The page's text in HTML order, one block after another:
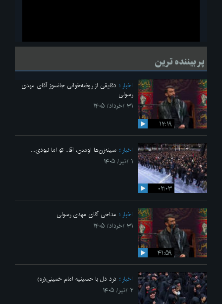
لحظاتی از قرائت زیارت اربعین امام حسین(ع) در مراسم عزاداری هیئات
پر بیننده ترین
۱۲:۱۹
اخبار
دقایقی از روضه‌خوانی جانسوز آقای مهدی
رسولی
۳۱ /خرداد/ ۱۴۰۵
۰۲:۰۳
اخبار
سینه‌زن‌ها اومدن،‌ آقا.. تو اما نبودی...
۱ /تیر/ ۱۴۰۵
۴۱:۵۹
اخبار
مداحی آقای مهدی رسولی
۳۱ /خرداد/ ۱۴۰۵
اخبار
درد دل با حسینیه امام خمینی(ره)
۲ /تیر/ ۱۴۰۵